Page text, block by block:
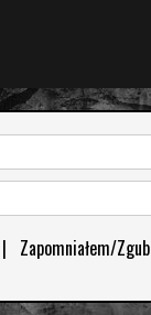
| Zapomniałem/